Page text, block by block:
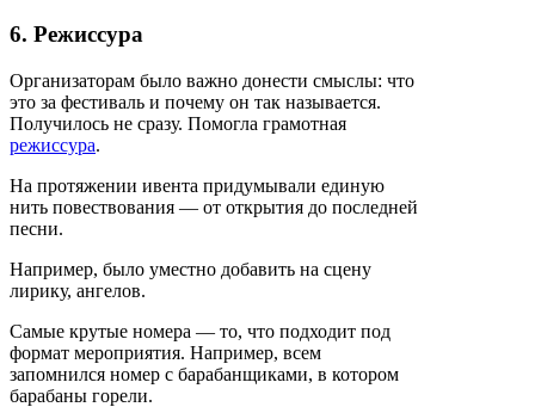
6. Режиссура
Организаторам было важно донести смыслы: что
это за фестиваль и почему он так называется.
Получилось не сразу. Помогла грамотная
режиссура.
На протяжении ивента придумывали единую
нить повествования — от открытия до последней
песни.
Например, было уместно добавить на сцену
лирику, ангелов.
Самые крутые номера — то, что подходит под
формат мероприятия. Например, всем
запомнился номер с барабанщиками, в котором
барабаны горели.